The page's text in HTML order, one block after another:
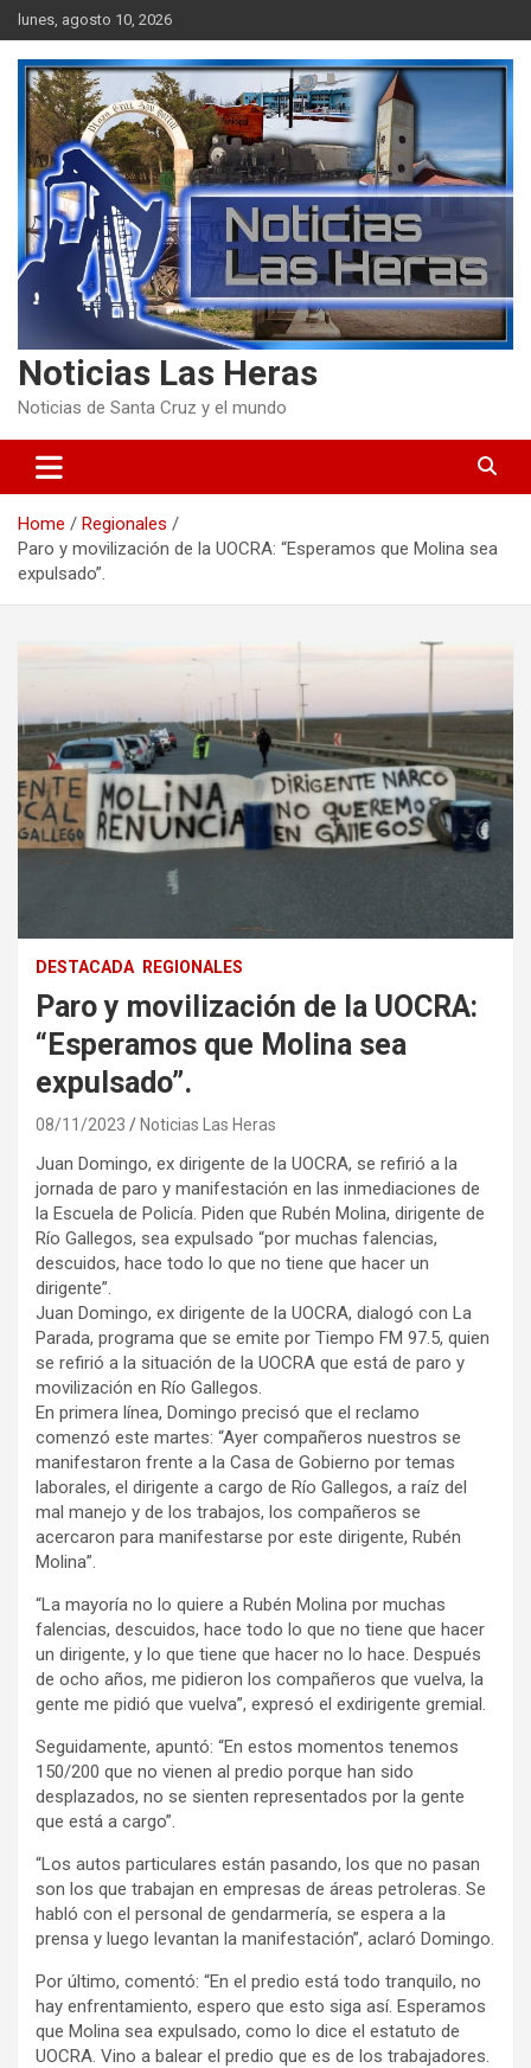
Skip
to
content
lunes, agosto 10, 2026
Noticias Las Heras
Noticias de Santa Cruz y el mundo
Home
Regionales
Paro y movilización de la UOCRA: “Esperamos que Molina sea
expulsado”.
DESTACADA REGIONALES
Paro y movilización de la UOCRA:
“Esperamos que Molina sea
expulsado”.
08/11/2023 Noticias Las Heras
Juan Domingo, ex dirigente de la UOCRA, se refirió a la
jornada de paro y manifestación en las inmediaciones de
la Escuela de Policía. Piden que Rubén Molina, dirigente de
Río Gallegos, sea expulsado “por muchas falencias,
descuidos, hace todo lo que no tiene que hacer un
dirigente”.
Juan Domingo, ex dirigente de la UOCRA, dialogó con La
Parada, programa que se emite por Tiempo FM 97.5, quien
se refirió a la situación de la UOCRA que está de paro y
movilización en Río Gallegos.
En primera línea, Domingo precisó que el reclamo
comenzó este martes: “Ayer compañeros nuestros se
manifestaron frente a la Casa de Gobierno por temas
laborales, el dirigente a cargo de Río Gallegos, a raíz del
mal manejo y de los trabajos, los compañeros se
acercaron para manifestarse por este dirigente, Rubén
Molina”.
“La mayoría no lo quiere a Rubén Molina por muchas
falencias, descuidos, hace todo lo que no tiene que hacer
un dirigente, y lo que tiene que hacer no lo hace. Después
de ocho años, me pidieron los compañeros que vuelva, la
gente me pidió que vuelva”, expresó el exdirigente gremial.
Seguidamente, apuntó: “En estos momentos tenemos
150/200 que no vienen al predio porque han sido
desplazados, no se sienten representados por la gente
que está a cargo”.
“Los autos particulares están pasando, los que no pasan
son los que trabajan en empresas de áreas petroleras. Se
habló con el personal de gendarmería, se espera a la
prensa y luego levantan la manifestación”, aclaró Domingo.
Por último, comentó: “En el predio está todo tranquilo, no
hay enfrentamiento, espero que esto siga así. Esperamos
que Molina sea expulsado, como lo dice el estatuto de
UOCRA. Vino a balear el predio que es de los trabajadores.